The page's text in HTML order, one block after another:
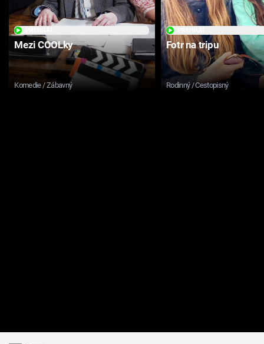
Mezi COOLky
Komedie / Zábavný
Fotr na tripu
Rodinný / Cestopisný